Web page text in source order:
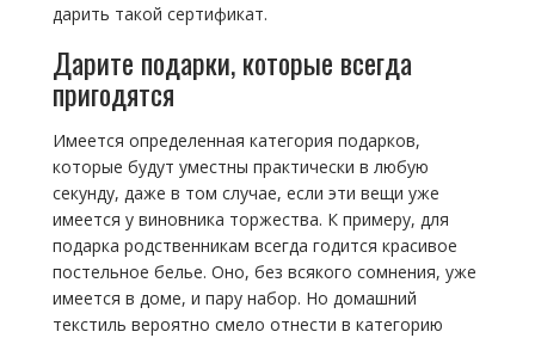
дарить такой сертификат.
Дарите подарки, которые всегда
пригодятся
Имеется определенная категория подарков,
которые будут уместны практически в любую
секунду, даже в том случае, если эти вещи уже
имеется у виновника торжества. К примеру, для
подарка родственникам всегда годится красивое
постельное белье. Оно, без всякого сомнения, уже
имеется в доме, и пару набор. Но домашний
текстиль вероятно смело отнести в категорию